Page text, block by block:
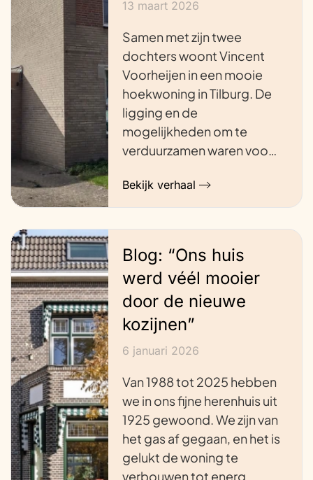
13 maart 2026
Samen met zijn twee
dochters woont Vincent
Voorheijen in een mooie
hoekwoning in Tilburg. De
ligging en de
mogelijkheden om te
verduurzamen waren voo…
Bekijk verhaal
Blog: “Ons huis
werd véél mooier
door de nieuwe
kozijnen”
6 januari 2026
Van 1988 tot 2025 hebben
we in ons fijne herenhuis uit
1925 gewoond. We zijn van
het gas af gegaan, en het is
gelukt de woning te
verbouwen tot energ…